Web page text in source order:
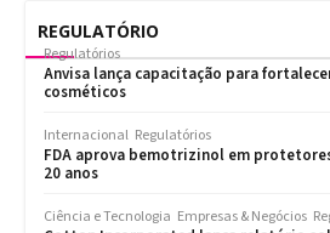
REGULATÓRIO
Regulatórios
Anvisa lança capacitação para
cosméticos
Internacional Regulatórios
FDA aprova bemotrizinol em
20 anos
Ciência e Tecnologia Empresas & Negócios